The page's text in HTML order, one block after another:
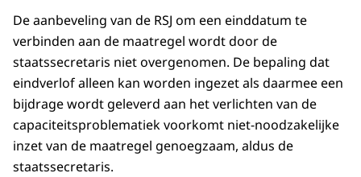
De aanbeveling van de RSJ om een einddatum te
verbinden aan de maatregel wordt door de
staatssecretaris niet overgenomen. De bepaling dat
eindverlof alleen kan worden ingezet als daarmee een
bijdrage wordt geleverd aan het verlichten van de
capaciteitsproblematiek voorkomt niet-noodzakelijke
inzet van de maatregel genoegzaam, aldus de
staatssecretaris.